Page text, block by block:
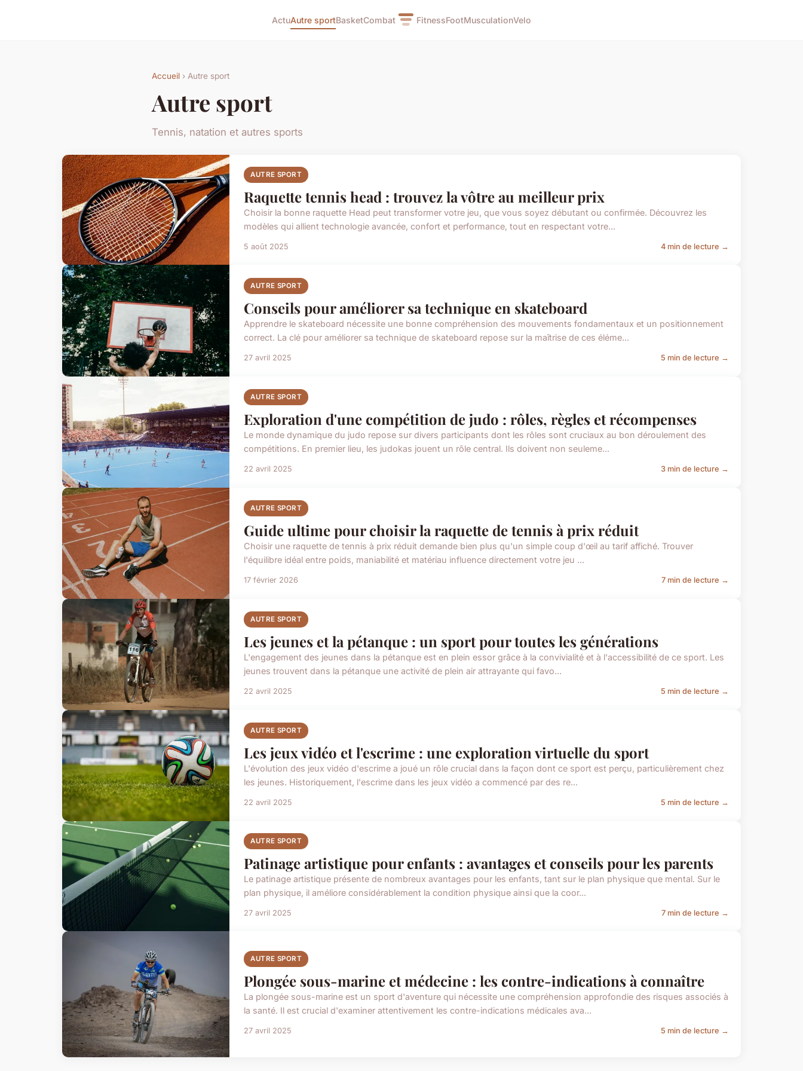
ActuAutre sportBasketCombat FitnessFootMusculationVelo
Accueil › Autre sport
Autre sport
Tennis, natation et autres sports
AUTRE SPORT
Raquette tennis head : trouvez la vôtre au meilleur prix
Choisir la bonne raquette Head peut transformer votre jeu, que vous soyez débutant ou confirmée. Découvrez les
modèles qui allient technologie avancée, confort et performance, tout en respectant votre...
5 août 2025 4 min de lecture →
AUTRE SPORT
Conseils pour améliorer sa technique en skateboard
Apprendre le skateboard nécessite une bonne compréhension des mouvements fondamentaux et un positionnement
correct. La clé pour améliorer sa technique de skateboard repose sur la maîtrise de ces éléme...
27 avril 2025 5 min de lecture →
AUTRE SPORT
Exploration d'une compétition de judo : rôles, règles et récompenses
Le monde dynamique du judo repose sur divers participants dont les rôles sont cruciaux au bon déroulement des
compétitions. En premier lieu, les judokas jouent un rôle central. Ils doivent non seuleme...
22 avril 2025 3 min de lecture →
AUTRE SPORT
Guide ultime pour choisir la raquette de tennis à prix réduit
Choisir une raquette de tennis à prix réduit demande bien plus qu'un simple coup d'œil au tarif affiché. Trouver
l'équilibre idéal entre poids, maniabilité et matériau influence directement votre jeu ...
17 février 2026 7 min de lecture →
AUTRE SPORT
Les jeunes et la pétanque : un sport pour toutes les générations
L'engagement des jeunes dans la pétanque est en plein essor grâce à la convivialité et à l'accessibilité de ce sport. Les
jeunes trouvent dans la pétanque une activité de plein air attrayante qui favo...
22 avril 2025 5 min de lecture →
AUTRE SPORT
Les jeux vidéo et l'escrime : une exploration virtuelle du sport
L'évolution des jeux vidéo d'escrime a joué un rôle crucial dans la façon dont ce sport est perçu, particulièrement chez
les jeunes. Historiquement, l'escrime dans les jeux vidéo a commencé par des re...
22 avril 2025 5 min de lecture →
AUTRE SPORT
Patinage artistique pour enfants : avantages et conseils pour les parents
Le patinage artistique présente de nombreux avantages pour les enfants, tant sur le plan physique que mental. Sur le
plan physique, il améliore considérablement la condition physique ainsi que la coor...
27 avril 2025 7 min de lecture →
AUTRE SPORT
Plongée sous-marine et médecine : les contre-indications à connaître
La plongée sous-marine est un sport d'aventure qui nécessite une compréhension approfondie des risques associés à
la santé. Il est crucial d'examiner attentivement les contre-indications médicales ava...
27 avril 2025 5 min de lecture →